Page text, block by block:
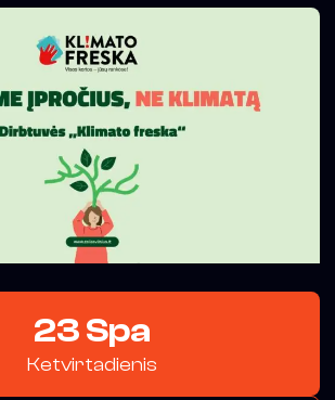
23 Spa
Ketvirtadienis